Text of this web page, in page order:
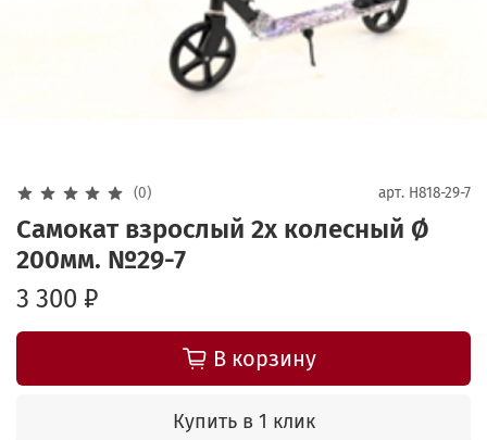
(0) арт. H818-29-7
Самокат взрослый 2х колесный Ø
200мм. №29-7
3 300 ₽
В корзину
Купить в 1 клик